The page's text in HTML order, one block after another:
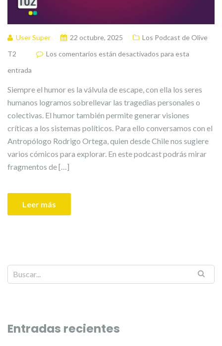
User Super 22 octubre, 2025
Los Podcast de Olive
T2
Los comentarios están desactivados para esta
entrada
Siempre el humor es la válvula de escape, con ella los seres
humanos logramos sobrellevar las tragedias personales o
colectivas. El humor también permite generar visiones
críticas a los sistemas políticos. Para ello conversamos con el
Antropólogo Rodrigo Ortega, quien desde Chile nos sugiere
varios cómicos para explorar. En este podcast podrás mirar
fragmentos de […]
Leer más
Entradas recientes